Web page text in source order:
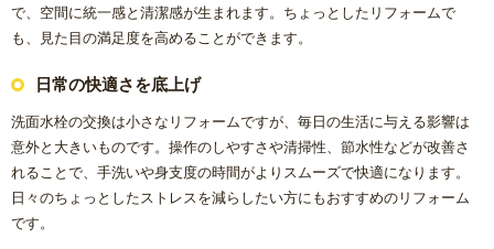
水まわりリフォーム 人気ランキング
概算見積もり
当社こだわりの施工
ご相談から施工完了の流れ
で、空間に統一感と清潔感が生まれます。ちょっとしたリフォームで
も、見た目の満足度を高めることができます。
日常の快適さを底上げ
洗面水栓の交換は小さなリフォームですが、毎日の生活に与える影響は
意外と大きいものです。操作のしやすさや清掃性、節水性などが改善さ
れることで、手洗いや身支度の時間がよりスムーズで快適になります。
日々のちょっとしたストレスを減らしたい方にもおすすめのリフォーム
です。